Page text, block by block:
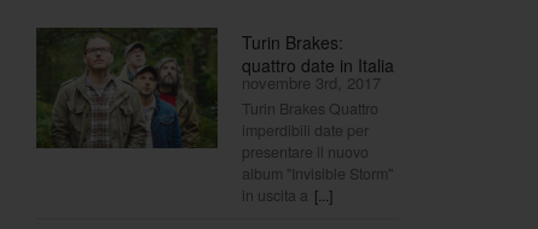
Turin Brakes:
quattro date in Italia
novembre 3rd, 2017
Turin Brakes Quattro
imperdibili date per
presentare il nuovo
album "Invisible Storm"
in uscita a [...]